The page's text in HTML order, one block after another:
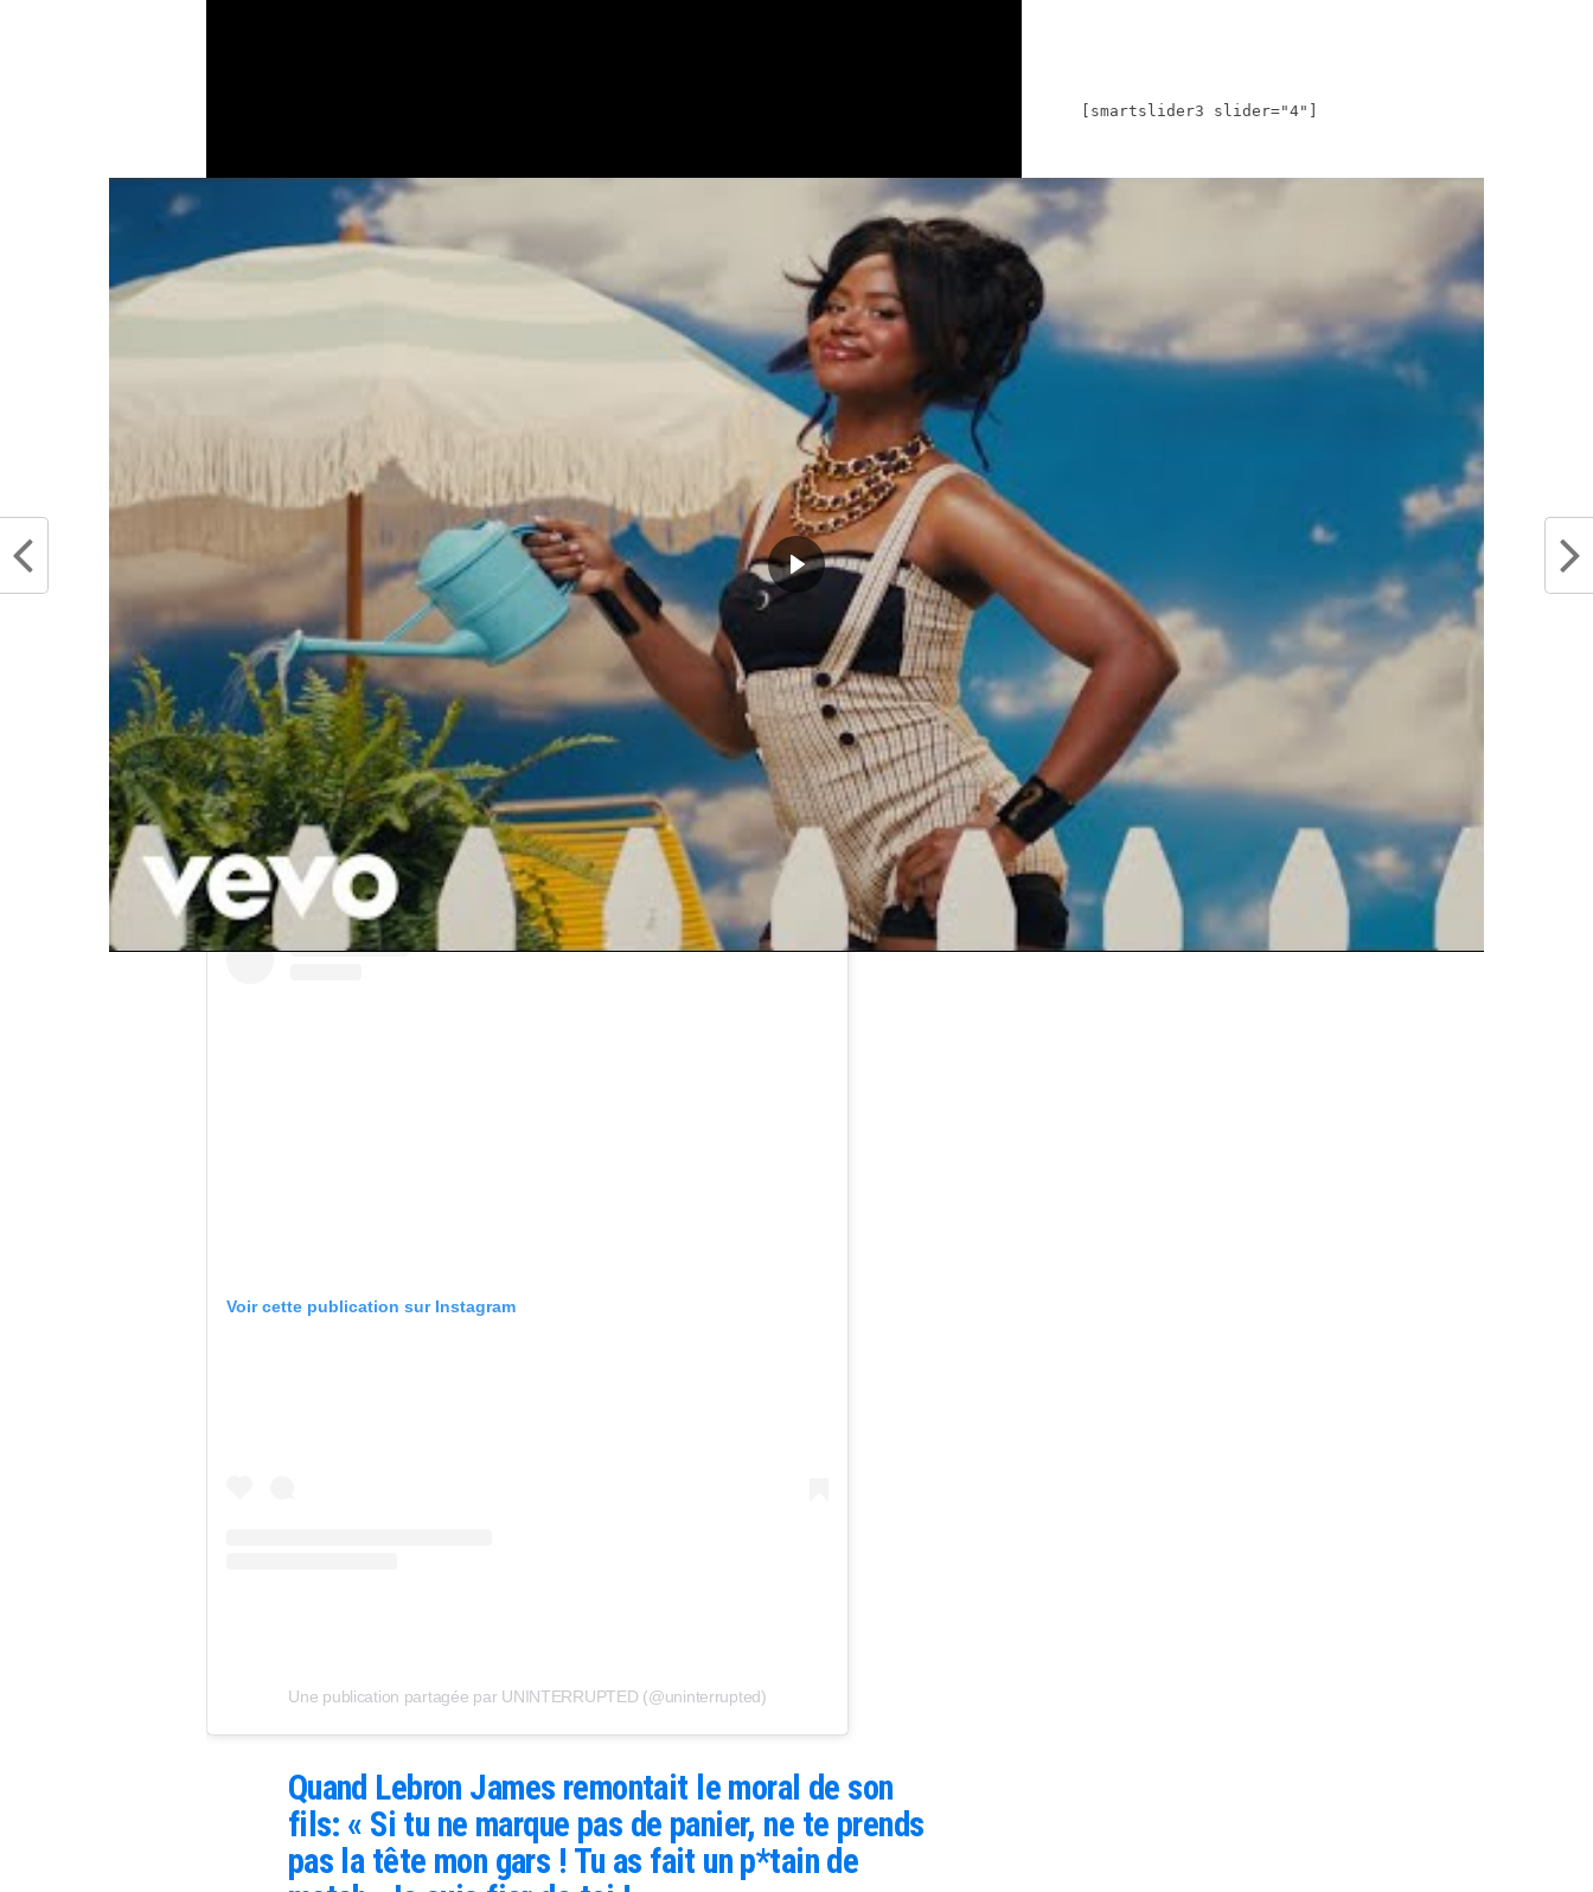
Bronny veut sans doute imiter son joueur préféré et la raison pour laquelle il porte le
numéro 0 : Russell Westbrook. Il a eu quelques propositions comme Kansas, North
Carolina ou encore Duke, ce sera dans un peu moins d’un an qu’il décidera le programme
universitaire, dans laquelle il devra s’illustrer. En attendant, il y a un titre d’état
Californie à aller chercher cette saison.
Maman et Papa ont parlé, chacun dans leur style si particulier. Qu’ils
profitent de ce moment car dans quelques années, la pression
sera différente sur leur fiston, qui sera peut être encore plus dur que
celle de Lebron James. Porter son héritage est quelque
chose de difficile mais celui de son père l’est encore plus, surtout
quand il est un potentiel GOAT.
Voir cette publication sur Instagram
Une publication partagée par UNINTERRUPTED (@uninterrupted)
Quand Lebron James remontait le moral de son
fils: « Si tu ne marque pas de panier, ne te prends
pas la tête mon gars ! Tu as fait un p*tain de
[smartslider3 slider="4"]